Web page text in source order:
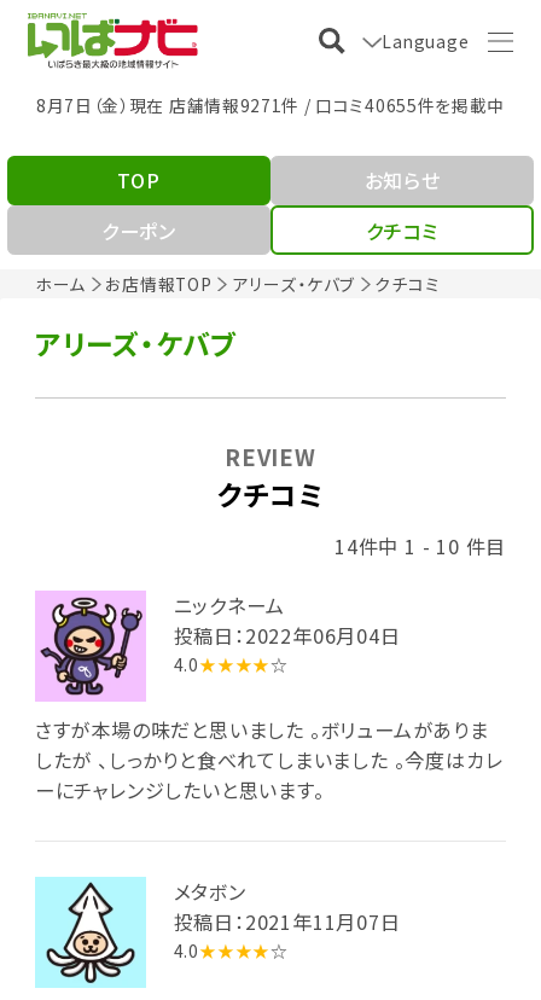
Language
8月7日（金）現在 店舗情報9271件 / 口コミ40655件を掲載中
ホーム お店情報TOP アリーズ・ケバブ クチコミ
TOP
お知らせ
クーポン
クチコミ
アリーズ・ケバブ
クチコミ
REVIEW
14件中 1 - 10 件目
ニックネーム
投稿日：2022年06月04日
4.0★★★★☆
さすが本場の味だと思いました 。ボリュームがありま
したが 、しっかりと食べれてしまいました 。今度はカレ
ーにチャレンジしたいと思います。
メタボン
投稿日：2021年11月07日
4.0★★★★☆